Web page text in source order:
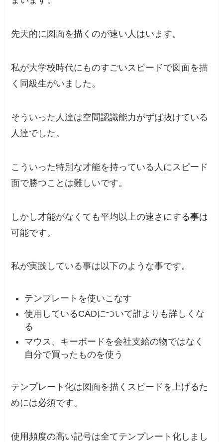
先天的に図面を描くのが速い人はいます。
私が大学校時代にものすごいスピードで図面を描
く同級生がいました。
そういった人達は空間認識能力がずば抜けている
人達でした。
こういった特別な才能を持っている人にスピード
面で勝つことは難しいです。
しかし才能がなくても平均以上の速さにする事は
可能です。
私が実践している事は以下のような事です。
テンプレートを使いこなす
使用しているCADについて誰よりも詳しくな
る
マウス、キーボードを会社支給の物ではなく
自分で買ったものを使う
テンプレート化は図面を描くスピードを上げるた
めには必須です。
使用頻度の高い記号は全てテンプレート化しまし